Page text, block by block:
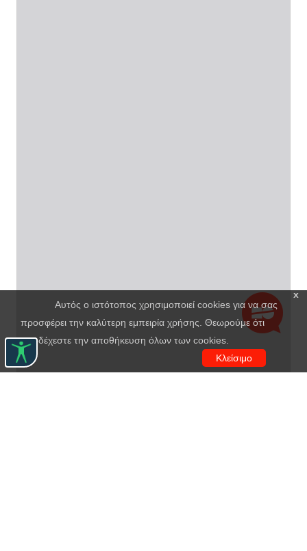
x
Αυτός ο ιστότοπος χρησιμοποιεί cookies για να σας
προσφέρει την καλύτερη εμπειρία χρήσης. Θεωρούμε ότι
αποδέχεστε την αποθήκευση όλων των cookies.
Κλείσιμο